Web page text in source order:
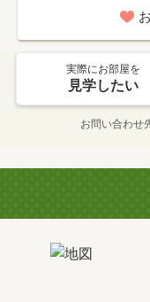
実際にお部屋を
見学したい
お問い合わせ